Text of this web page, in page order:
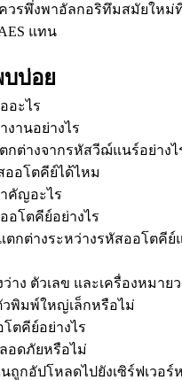
รพึ่งพาอัลกอริทึมสมัยใหม่
แทน
บ่อย
อะไร
านอย่างไร
กต่างจากรหัสวีฌ์แนร์อย่างไ
ออโตคีย์ได้ไหม
คัญอะไร
อโตคีย์อย่างไร
ตกต่างระหว่างรหัสออโตคี
าง ตัวเลข และเครื่องหมา
พิมพ์ใหญ่เล็กหรือไม่
ตคีย์อย่างไร
อดภัยหรือไม่
ถูกอัปโหลดไปยังเซิร์ฟเวอร์